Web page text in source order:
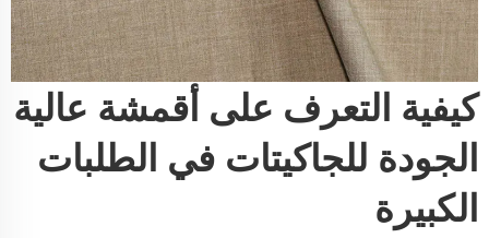
كيفية التعرف على أقمشة عالية
الجودة للجاكيتات في الطلبات
الكبيرة